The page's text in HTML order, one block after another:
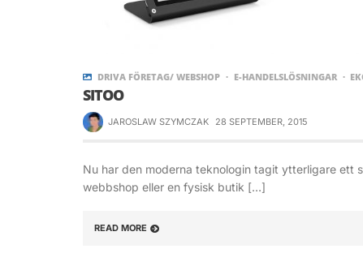
DRIVA FÖRETAG/ WEBSHOP E-HANDELSLÖSNINGAR
SITOO
JAROSLAW SZYMCZAK 28 SEPTEMBER, 2015
Nu har den moderna teknologin tagit ytterligare ett
webbshop eller en fysisk butik […]
READ MORE